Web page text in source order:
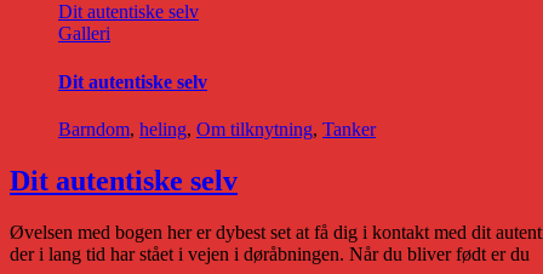
Dit autentiske selv
Galleri
Dit autentiske selv
Barndom, heling, Om tilknytning, Tanker
Dit autentiske selv
Øvelsen med bogen her er dybest set at få dig i kontakt med dit
der i lang tid har stået i vejen i døråbningen. Når du bliver født er du